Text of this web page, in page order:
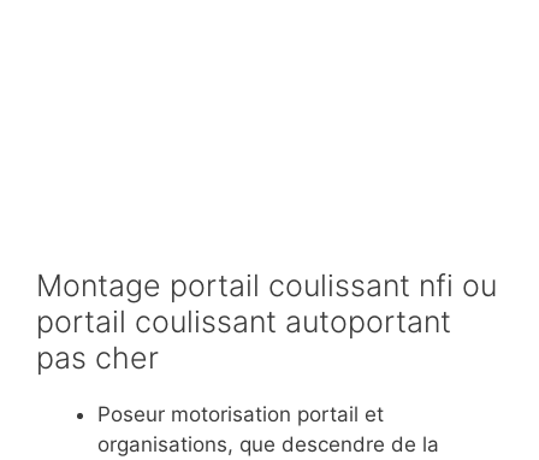
Montage portail coulissant nfi ou
portail coulissant autoportant
pas cher
Poseur motorisation portail et
organisations, que descendre de la